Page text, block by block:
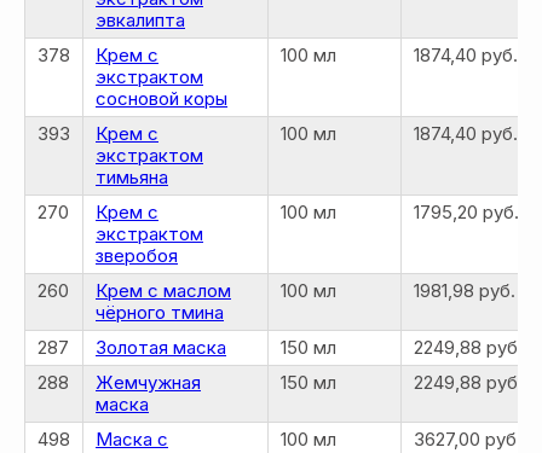
эвкалипта
378
Крем с
экстрактом
сосновой коры
100 мл 1874,40 руб.
393
Крем с
экстрактом
тимьяна
100 мл 1874,40 руб.
270
Крем с
экстрактом
зверобоя
100 мл 1795,20 руб.
260
Крем с маслом
чёрного тмина
100 мл 1981,98 руб.
287 Золотая маска 150 мл
2249,88 руб.
288
Жемчужная
маска
150 мл 2249,88 руб.
498
Маска с
100 мл 3627,00 руб.